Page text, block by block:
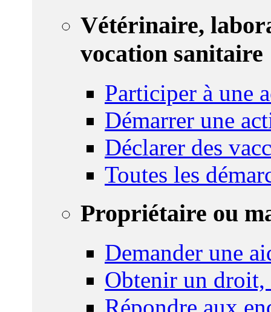
Vétérinaire,
vocation sanitaire
Participer à une
Démarrer une
Déclarer des
Toutes les
Propriétaire ou
Demander une
Obtenir un droit,